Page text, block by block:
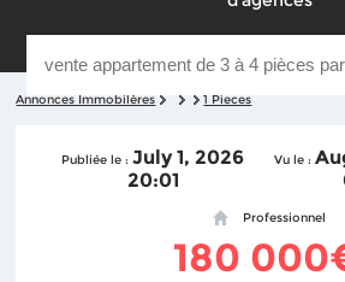
Annonces Immobilères 1 Pieces
Publiée le :July 1, 2026
20:01
Vu le :
Professionnel
180